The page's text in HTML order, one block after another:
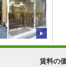
賃料の